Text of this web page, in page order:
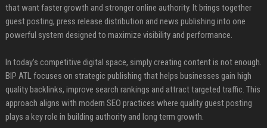
that want faster growth and stronger online authority. It brings together
guest posting, press release distribution and news publishing into one
powerful system designed to maximize visibility and performance.
In today’s competitive digital space, simply creating content is not enough.
BIP ATL focuses on strategic publishing that helps businesses gain high
quality backlinks, improve search rankings and attract targeted traffic. This
approach aligns with modern SEO practices where quality guest posting
plays a key role in building authority and long term growth.